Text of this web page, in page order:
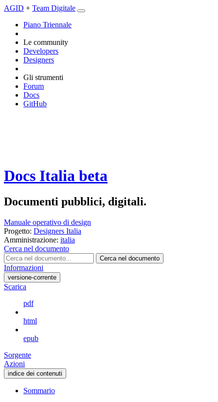
AGID + Team Digitale
Piano Triennale
Le community
Developers
Designers
Gli strumenti
Forum
Docs
GitHub
Docs Italia beta
Documenti pubblici, digitali.
Manuale operativo di design
Progetto: Designers Italia
Amministrazione: italia
Cerca nel documento
Cerca nel documento
Informazioni
versione-corrente
Scarica
pdf
html
epub
Sorgente
Azioni
indice dei contenuti
Sommario